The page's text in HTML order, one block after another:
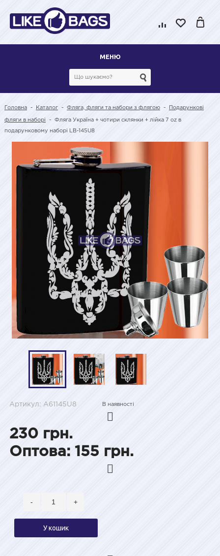
МЕНЮ
Головна - Каталог - Фляга, фляги та набори з флягою - Подарункові
фляги в наборі - Фляга Україна + чотири склянки + лійка 7 oz в
подарунковому наборі LB-145U8
Артикул: A61145U8 В наявності
230 грн.
Оптова: 155 грн.
- +
У кошик